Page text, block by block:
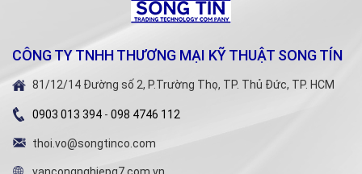
CÔNG TY TNHH THƯƠNG MẠI KỸ THUẬT SONG TÍN
81/12/14 Đường số 2, P.Trường Thọ, TP. Thủ Đức, TP. HCM
0903 013 394 - 098 4746 112
thoi.vo@songtinco.com